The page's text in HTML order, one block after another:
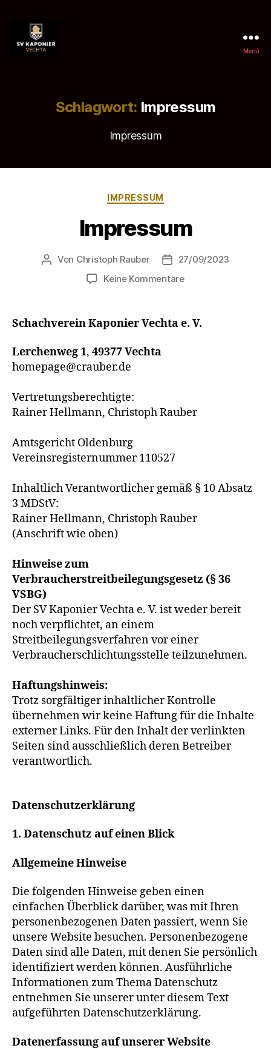
Menü
Schlagwort: Impressum
Impressum
Kategorien
IMPRESSUM
Impressum
Beitragsautor
Von Christoph Rauber Beitragsdatum
27/09/2023
Keine Kommentarezu
Schachverein Kaponier Vechta e. V.
Lerchenweg 1, 49377 Vechta
homepage@crauber.de
Vertretungsberechtigte:
Rainer Hellmann, Christoph Rauber
Amtsgericht Oldenburg
Vereinsregisternummer 110527
Inhaltlich Verantwortlicher gemäß § 10 Absatz
3 MDStV:
Rainer Hellmann, Christoph Rauber
(Anschrift wie oben)
Hinweise zum
Verbraucherstreitbeilegungsgesetz (§ 36
VSBG)
Der SV Kaponier Vechta e. V. ist weder bereit
noch verpflichtet, an einem
Streitbeilegungsverfahren vor einer
Verbraucherschlichtungsstelle teilzunehmen.
Haftungshinweis:
Trotz sorgfältiger inhaltlicher Kontrolle
übernehmen wir keine Haftung für die Inhalte
externer Links. Für den Inhalt der verlinkten
Seiten sind ausschließlich deren Betreiber
verantwortlich.
Datenschutzerklärung
1. Datenschutz auf einen Blick
Allgemeine Hinweise
Die folgenden Hinweise geben einen
einfachen Überblick darüber, was mit Ihren
personenbezogenen Daten passiert, wenn Sie
unsere Website besuchen. Personenbezogene
Daten sind alle Daten, mit denen Sie persönlich
identifiziert werden können. Ausführliche
Informationen zum Thema Datenschutz
entnehmen Sie unserer unter diesem Text
aufgeführten Datenschutzerklärung.
Datenerfassung auf unserer Website